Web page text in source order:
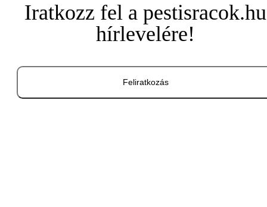
Iratkozz fel a pestisracok.hu
hírlevelére!
Feliratkozás